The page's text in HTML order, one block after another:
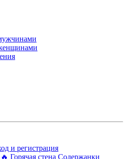
и регистрация
🔥 Горячая стена Содержанки